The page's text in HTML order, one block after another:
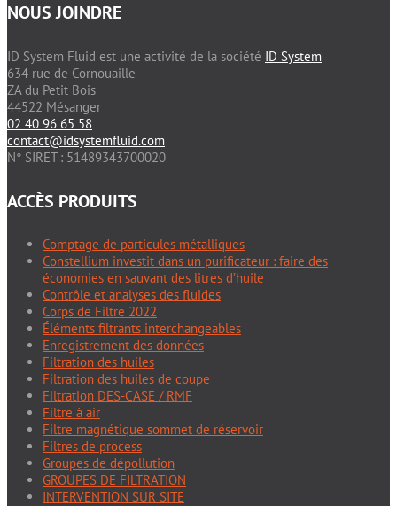
NOUS JOINDRE
ID System Fluid est une activité de la société ID System
634 rue de Cornouaille
ZA du Petit Bois
44522 Mésanger
02 40 96 65 58
contact@idsystemfluid.com
N° SIRET : 51489343700020
ACCÈS PRODUITS
Comptage de particules métalliques
Constellium investit dans un purificateur : faire des
économies en sauvant des litres d’huile
Contrôle et analyses des fluides
Corps de Filtre 2022
Éléments filtrants interchangeables
Enregistrement des données
Filtration des huiles
Filtration des huiles de coupe
Filtration DES-CASE / RMF
Filtre à air
Filtre magnétique sommet de réservoir
Filtres de process
Groupes de dépollution
GROUPES DE FILTRATION
INTERVENTION SUR SITE